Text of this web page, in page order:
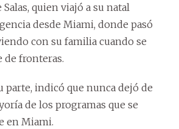
quien viajó a su natal
desde Miami, donde pasó
con su familia cuando se
de fronteras.
parte, indicó que nunca dejó de
de los programas que se
en Miami.